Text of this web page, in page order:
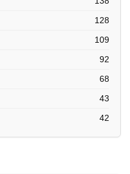
128
109
92
68
43
42